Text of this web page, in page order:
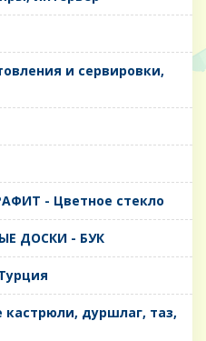
и сервировки,
- Цветное стекло
ДОСКИ - БУК
дуршлаг, таз,